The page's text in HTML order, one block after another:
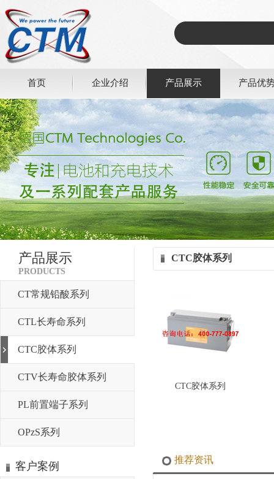
首页 企业介绍 产品展示 产品优
产品展示
PRODUCTS
CT常规铅酸系列
CTL长寿命系列
CTC胶体系列
CTV长寿命胶体系列
PL前置端子系列
OPzS系列
客户案例
CTC胶体系列
CTC胶体系列
推荐资讯